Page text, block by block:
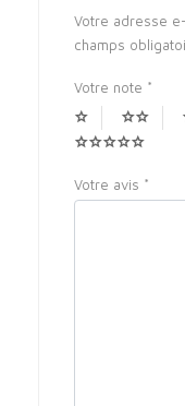
Votre adresse
champs
Votre note *
Votre avis *